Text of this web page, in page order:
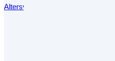
Altersvorsorgedepot: Alles, was